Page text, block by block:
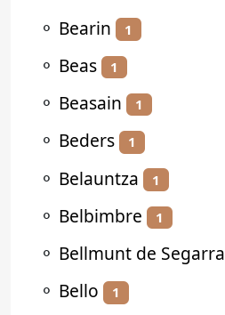
⚬ Bearin 1
⚬ Beas 1
⚬ Beasain 1
⚬ Beders 1
⚬ Belauntza 1
⚬ Belbimbre 1
⚬ Bellmunt de Segarra
⚬ Bello 1